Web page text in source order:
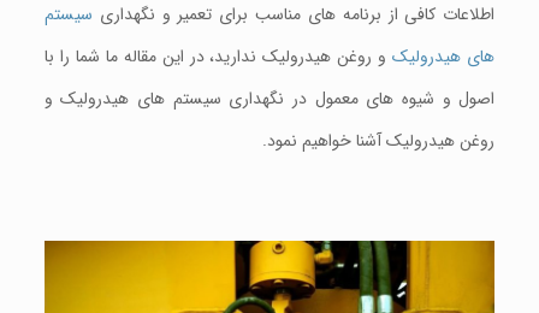
اطلاعات کافی از برنامه های مناسب برای تعمیر و نگهداری سيستم
های هيدروليکو روغن هیدرولیک ندارید، در این مقاله ما شما را با
اصول و شیوه های معمول در نگهداری سیستم های هيدروليک و
روغن هیدرولیک آشنا خواهیم نمود.